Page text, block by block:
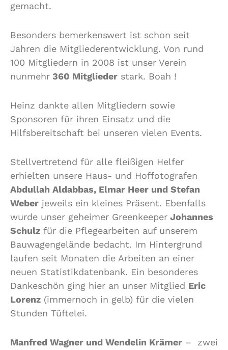
gemacht.
Besonders bemerkenswert ist schon seit
Jahren die Mitgliederentwicklung. Von rund
100 Mitgliedern in 2008 ist unser Verein
nunmehr 360 Mitglieder stark. Boah !
Heinz dankte allen Mitgliedern sowie
Sponsoren für ihren Einsatz und die
Hilfsbereitschaft bei unseren vielen Events.
Stellvertretend für alle fleißigen Helfer
erhielten unsere Haus- und Hoffotografen
Abdullah Aldabbas, Elmar Heer und Stefan
Weber jeweils ein kleines Präsent. Ebenfalls
wurde unser geheimer Greenkeeper Johannes
Schulz für die Pflegearbeiten auf unserem
Bauwagengelände bedacht. Im Hintergrund
laufen seit Monaten die Arbeiten an einer
neuen Statistikdatenbank. Ein besonderes
Dankeschön ging hier an unser Mitglied Eric
Lorenz (immernoch in gelb) für die vielen
Stunden Tüftelei.
Manfred Wagner und Wendelin Krämer – zwei